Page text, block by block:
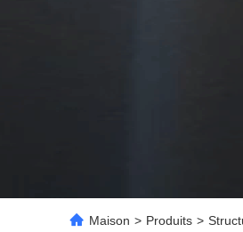
Maison > Produits >